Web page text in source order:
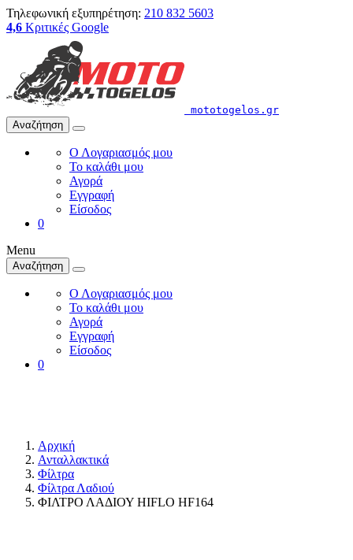
Τηλεφωνική εξυπηρέτηση: 210 832 5603
4,6 Κριτικές Google
mototogelos.gr
Αναζήτηση
Ο Λογαριασμός μου
Το καλάθι μου
Αγορά
Εγγραφή
Είσοδος
0
Menu
Αναζήτηση
Ο Λογαριασμός μου
Το καλάθι μου
Αγορά
Εγγραφή
Είσοδος
0
Αρχική
Ανταλλακτικά
Φίλτρα
Φίλτρα Λαδιού
ΦΙΛΤΡΟ ΛΑΔΙΟΥ HIFLO HF164